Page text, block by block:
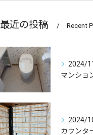
最近の投稿 Recent
2024/
2024/